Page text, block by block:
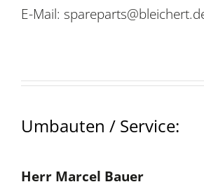
E-Mail:
Umbauten / Service:
Herr Marcel Bauer